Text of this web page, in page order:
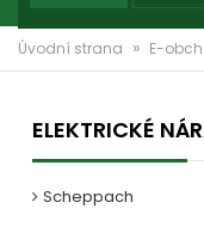
Úvodní strana » E-
ELEKTRICKÉ
Scheppach